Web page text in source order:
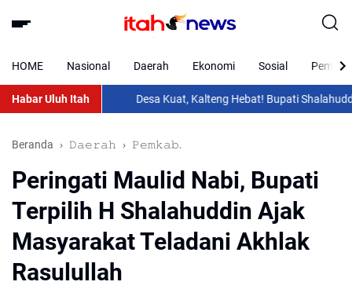
HOME Nasional Daerah Ekonomi Sosial
Habar Uluh Itah Desa Kuat, Kalteng Hebat! Bupati Shalahuddin
Beranda 𝙳𝚊𝚎𝚛𝚊𝚑 𝙿𝚎𝚖𝚔𝚊𝚋.
Peringati Maulid Nabi, Bupati
Terpilih H Shalahuddin Ajak
Masyarakat Teladani Akhlak
Rasulullah